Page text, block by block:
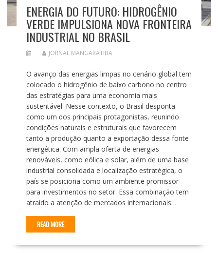
ENERGIA DO FUTURO: HIDROGÊNIO
VERDE IMPULSIONA NOVA FRONTEIRA
INDUSTRIAL NO BRASIL
JORNAL MANGARATIBA
O avanço das energias limpas no cenário global tem
colocado o hidrogênio de baixo carbono no centro
das estratégias para uma economia mais
sustentável. Nesse contexto, o Brasil desponta
como um dos principais protagonistas, reunindo
condições naturais e estruturais que favorecem
tanto a produção quanto a exportação dessa fonte
energética. Com ampla oferta de energias
renováveis, como eólica e solar, além de uma base
industrial consolidada e localização estratégica, o
país se posiciona como um ambiente promissor
para investimentos no setor. Essa combinação tem
atraído a atenção de mercados internacionais…
READ MORE